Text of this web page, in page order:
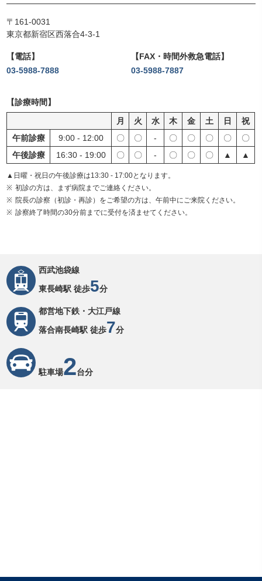
〒161-0031
東京都新宿区西落合4-3-1
電話
03-5988-7888
FAX・時間外救急電話
03-5988-7887
診療時間
月
火 水 木 金 土 日
祝
午前診療
9:00 - 12:00 〇 〇 - 〇 〇 〇 〇
〇
午後診療
16:30 - 19:00 〇 〇 - 〇 〇 〇 ▲ ▲
▲日曜・祝日の午後診療は13:30 - 17:00となります。
初診の方は、まず病院までご連絡ください。
院長の診察（初診・再診）をご希望の方は、午前中にご来院ください。
診察終了時間の30分前までに受付を済ませてください。
西武池袋線
東長崎駅 徒歩5分
都営地下鉄・大江戸線
落合南長崎駅 徒歩7分
駐車場2台分